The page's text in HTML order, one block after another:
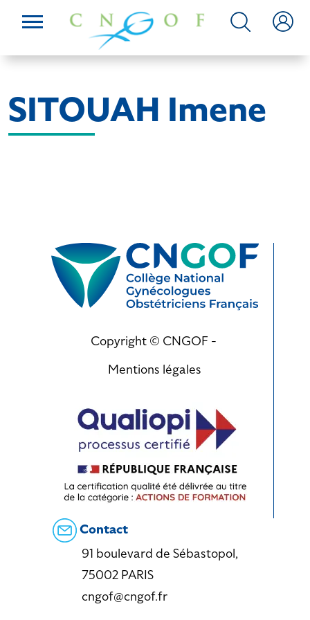
SITOUAH Imene
Copyright © CNGOF -
Mentions légales
Contact
91 boulevard de Sébastopol,
75002 PARIS
cngof@cngof.fr